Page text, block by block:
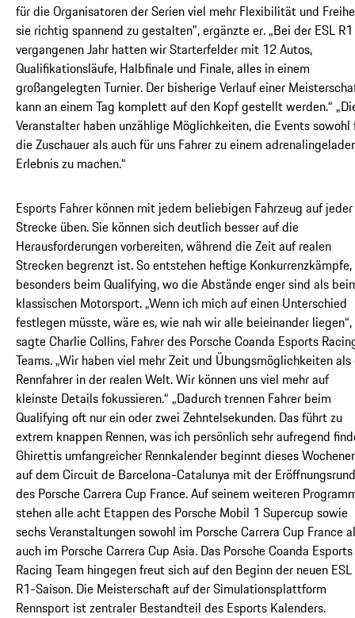
für die Organisatoren der Serien viel mehr Flexibilität und
sie richtig spannend zu gestalten", ergänzte er. „Bei der ESL
vergangenen Jahr hatten wir Starterfelder mit 12 Autos,
Qualifikationsläufe, Halbfinale und Finale, alles in einem
großangelegten Turnier. Der bisherige Verlauf einer
kann an einem Tag komplett auf den Kopf gestellt werden.“
Veranstalter haben unzählige Möglichkeiten, die Events sowohl
die Zuschauer als auch für uns Fahrer zu einem
Erlebnis zu machen.“
Esports Fahrer können mit jedem beliebigen Fahrzeug auf jeder
Strecke üben. Sie können sich deutlich besser auf die
Herausforderungen vorbereiten, während die Zeit auf realen
Strecken begrenzt ist. So entstehen heftige Konkurrenzkämpfe,
besonders beim Qualifying, wo die Abstände enger sind als
klassischen Motorsport. „Wenn ich mich auf einen Unterschied
festlegen müsste, wäre es, wie nah wir alle beieinander liegen“,
sagte Charlie Collins, Fahrer des Porsche Coanda Esports
Teams. „Wir haben viel mehr Zeit und Übungsmöglichkeiten
Rennfahrer in der realen Welt. Wir können uns viel mehr auf
kleinste Details fokussieren.“ „Dadurch trennen Fahrer beim
Qualifying oft nur ein oder zwei Zehntelsekunden. Das führt zu
extrem knappen Rennen, was ich persönlich sehr aufregend
Ghirettis umfangreicher Rennkalender beginnt dieses
auf dem Circuit de Barcelona-Catalunya mit der
des Porsche Carrera Cup France. Auf seinem weiteren
stehen alle acht Etappen des Porsche Mobil 1 Supercup sowie
sechs Veranstaltungen sowohl im Porsche Carrera Cup France
auch im Porsche Carrera Cup Asia. Das Porsche Coanda Esports
Racing Team hingegen freut sich auf den Beginn der neuen ESL
R1-Saison. Die Meisterschaft auf der Simulationsplattform
Rennsport ist zentraler Bestandteil des Esports Kalenders.